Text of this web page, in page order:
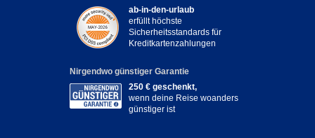
ab-in-den-urlaub
erfüllt höchste
Sicherheitsstandards für
Kreditkartenzahlungen
Nirgendwo günstiger Garantie
250 € geschenkt,
wenn deine Reise woanders
günstiger ist